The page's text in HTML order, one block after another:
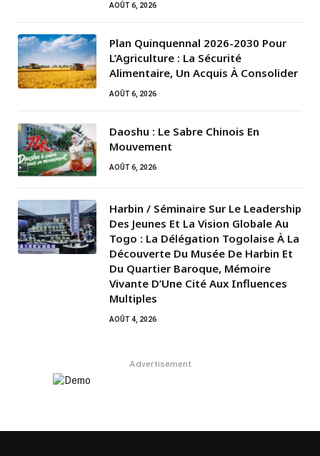
AOÛT 6, 2026
Plan Quinquennal 2026-2030 Pour
L’Agriculture : La Sécurité
Alimentaire, Un Acquis À Consolider
AOÛT 6, 2026
Daoshu : Le Sabre Chinois En
Mouvement
AOÛT 6, 2026
Harbin / Séminaire Sur Le Leadership
Des Jeunes Et La Vision Globale Au
Togo : La Délégation Togolaise À La
Découverte Du Musée De Harbin Et
Du Quartier Baroque, Mémoire
Vivante D’Une Cité Aux Influences
Multiples
AOÛT 4, 2026
Advertisement